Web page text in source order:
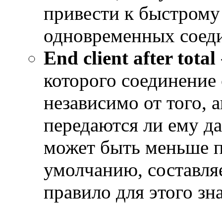
привести к
одновременных
End client after total
которого
независимо от того,
передаются ли ему
может быть меньше
умолчанию,
правило для этого